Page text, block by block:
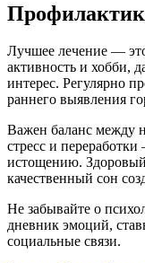
Лучшее лечение —
активность и хобби,
интерес. Регулярно
раннего выявления
Важен баланс между
стресс и
истощению.
качественный сон
Не забывайте о
дневник эмоций,
социальные связи.